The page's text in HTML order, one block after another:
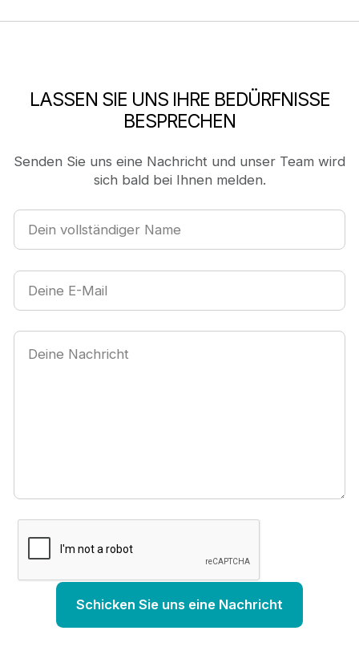
LASSEN SIE UNS IHRE BEDÜRFNISSE
BESPRECHEN
Senden Sie uns eine Nachricht und unser Team wird
sich bald bei Ihnen melden.